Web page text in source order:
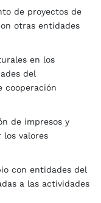
de proyectos de
otras entidades
en los
del
cooperación
de impresos y
valores
con entidades del
a las actividades